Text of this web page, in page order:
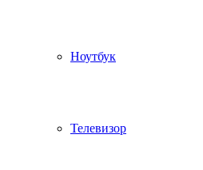
Ноутбук
Телевизор